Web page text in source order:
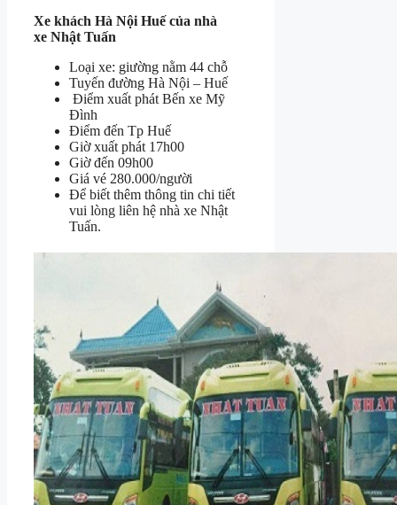
Xe khách Hà Nội Huế của nhà
xe Nhật Tuấn
Loại xe: giường nằm 44 chỗ
Tuyến đường Hà Nội – Huế
Điểm xuất phát Bến xe Mỹ
Đình
Điểm đến Tp Huế
Giờ xuất phát 17h00
Giờ đến 09h00
Giá vé 280.000/người
Để biết thêm thông tin chi tiết
vui lòng liên hệ nhà xe Nhật
Tuấn.